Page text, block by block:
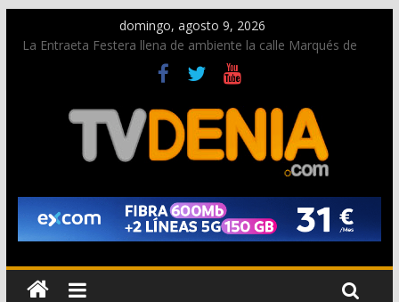
domingo, agosto 9, 2026
La Entraeta Festera llena de ambiente la calle Marqués de
Campo con la recepción a la Capitanía Cristiana
Dos personas fallecen en un grave accidente en la N-332
entre Benissa y Calp
Una nueva oportunidad para donar sangre en Cruz Roja
El bando moro protagonista en la Segunda Entraeta Festera
Paco Adsuar dona al Arxiu de Dénia más de 50.000 imágenes
de la memoria visual de la ciudad